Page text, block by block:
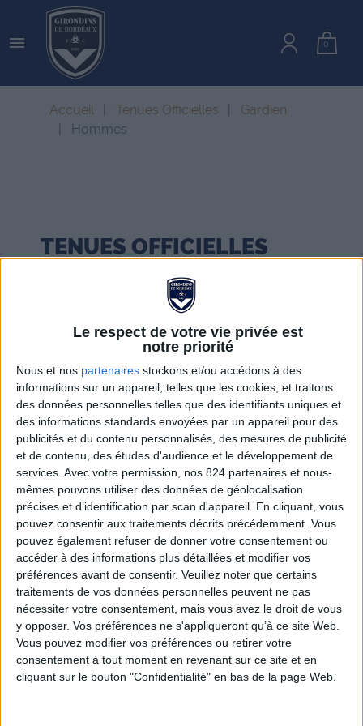
Le respect de votre vie privée est
notre priorité
Nous et nos partenaires stockons et/ou accédons à des
informations sur un appareil, telles que les cookies, et traitons
des données personnelles telles que des identifiants uniques et
des informations standards envoyées par un appareil pour des
publicités et du contenu personnalisés, des mesures de publicité
et de contenu, des études d'audience et le développement de
services. Avec votre permission, nos 824 partenaires et nous-
mêmes pouvons utiliser des données de géolocalisation
précises et d’identification par scan d'appareil. En cliquant, vous
pouvez consentir aux traitements décrits précédemment. Vous
pouvez également refuser de donner votre consentement ou
accéder à des informations plus détaillées et modifier vos
préférences avant de consentir. Veuillez noter que certains
traitements de vos données personnelles peuvent ne pas
nécessiter votre consentement, mais vous avez le droit de vous
y opposer. Vos préférences ne s'appliqueront qu’à ce site Web.
Vous pouvez modifier vos préférences ou retirer votre
consentement à tout moment en revenant sur ce site et en
cliquant sur le bouton "Confidentialité" en bas de la page Web.
 0
Accueil Tenues Officielles
Gardien
Hommes
TENUES OFFICIELLES
HOMMES
Veuillez nous excuser pour le désagrément.
Effectuez une nouvelle recherche
close

LIVRAISON OFFERTE
à partir de 100€ d’achats en France